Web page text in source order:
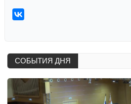
СОБЫТИЯ ДНЯ